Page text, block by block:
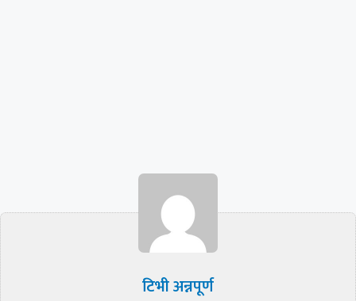
टिभी अन्नपूर्ण